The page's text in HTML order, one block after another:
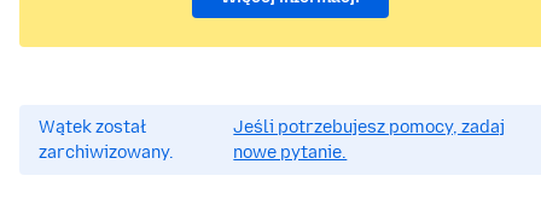
Wątek został
zarchiwizowany.
Jeśli potrzebujesz pomocy, zadaj
nowe pytanie.